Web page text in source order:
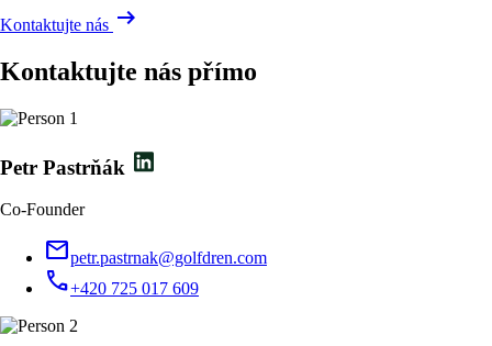
Kontaktujte nás arrow_right_alt
Kontaktujte nás přímo
Petr Pastrňák
Co-Founder
mailpetr.pastrnak@golfdren.com
call+420 725 017 609